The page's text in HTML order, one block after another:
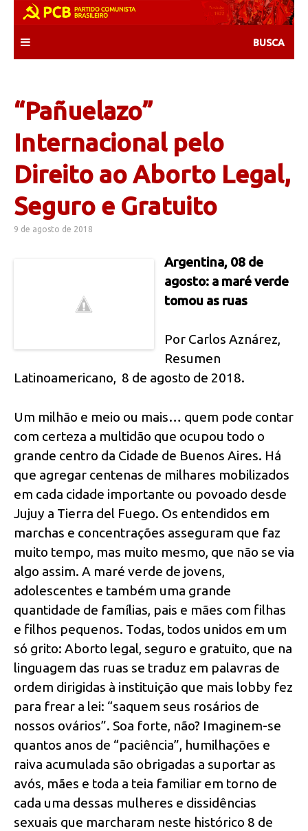
content
“Pañuelazo”
Internacional pelo
Direito ao Aborto Legal,
Seguro e Gratuito
9 de agosto de 2018
Argentina, 08 de
agosto: a maré verde
tomou as ruas
Por Carlos Aznárez,
Resumen
Latinoamericano, 8 de agosto de 2018.
Um milhão e meio ou mais… quem pode contar
com certeza a multidão que ocupou todo o
grande centro da Cidade de Buenos Aires. Há
que agregar centenas de milhares mobilizados
em cada cidade importante ou povoado desde
Jujuy a Tierra del Fuego. Os entendidos em
marchas e concentrações asseguram que faz
muito tempo, mas muito mesmo, que não se via
algo assim. A maré verde de jovens,
adolescentes e também uma grande
quantidade de famílias, pais e mães com filhas
e filhos pequenos. Todas, todos unidos em um
só grito: Aborto legal, seguro e gratuito, que na
linguagem das ruas se traduz em palavras de
ordem dirigidas à instituição que mais lobby fez
para frear a lei: “saquem seus rosários de
nossos ovários”. Soa forte, não? Imaginem-se
quantos anos de “paciência”, humilhações e
raiva acumulada são obrigadas a suportar as
avós, mães e toda a teia familiar em torno de
cada uma dessas mulheres e dissidências
sexuais que marcharam neste histórico 8 de